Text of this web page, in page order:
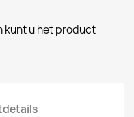
kunt u het product